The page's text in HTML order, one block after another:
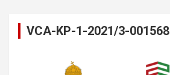
VCA-KP-1-2021/3-001568